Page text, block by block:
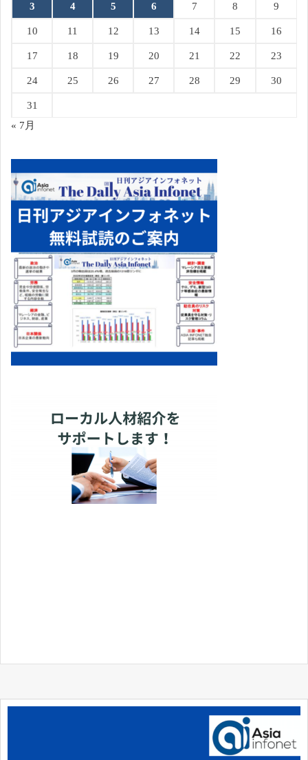
3 4 5 6 7 8 9
10 11 12 13 14 15 16
17 18 19 20 21 22 23
24 25 26 27 28 29 30
31
« 7月